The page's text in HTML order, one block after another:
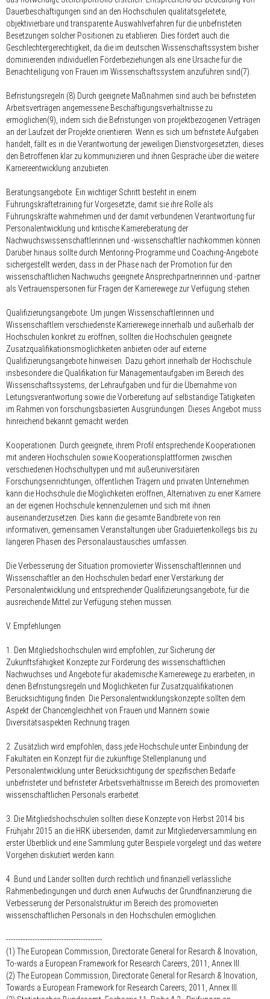
Dauerbeschäftigungen sind an den Hochschulen qualitätsgeleitete,
objektivierbare und transparente Auswahlverfahren für die unbefristeten
Besetzungen solcher Positionen zu etablieren. Dies fördert auch die
Geschlechtergerechtigkeit, da die im deutschen Wissenschaftssystem bisher
dominierenden individuellen Förderbeziehungen als eine Ursache für die
Benachteiligung von Frauen im Wissenschaftssystem anzuführen sind(7).
Befristungsregeln:(8) Durch geeignete Maßnahmen sind auch bei befristeten
Arbeitsverträgen angemessene Beschäftigungsverhältnisse zu
ermöglichen(9), indem sich die Befristungen von projektbezogenen Verträgen
an der Laufzeit der Projekte orientieren. Wenn es sich um befristete Aufgaben
handelt, fällt es in die Verantwortung der jeweiligen Dienstvorgesetzten, dieses
den Betroffenen klar zu kommunizieren und ihnen Gespräche über die weitere
Karriereentwicklung anzubieten.
Beratungsangebote: Ein wichtiger Schritt besteht in einem
Führungskräftetraining für Vorgesetzte, damit sie ihre Rolle als
Führungskräfte wahrnehmen und der damit verbundenen Verantwortung für
Personalentwicklung und kritische Karriereberatung der
Nachwuchswissenschaftlerinnen und -wissenschaftler nachkommen können.
Darüber hinaus sollte durch Mentoring-Programme und Coaching-Angebote
sichergestellt werden, dass in der Phase nach der Promotion für den
wissenschaftlichen Nachwuchs geeignete Ansprechpartnerinnen und -partner
als Vertrauenspersonen für Fragen der Karrierewege zur Verfügung stehen.
Qualifizierungsangebote: Um jungen Wissenschaftlerinnen und
Wissenschaftlern verschiedenste Karrierewege innerhalb und außerhalb der
Hochschulen konkret zu eröffnen, sollten die Hochschulen geeignete
Zusatzqualifikationsmöglichkeiten anbieten oder auf externe
Qualifizierungsangebote hinweisen. Dazu gehört innerhalb der Hochschule
insbesondere die Qualifikation für Managementaufgaben im Bereich des
Wissenschaftssystems, der Lehraufgaben und für die Übernahme von
Leitungsverantwortung sowie die Vorbereitung auf selbständige Tätigkeiten
im Rahmen von forschungsbasierten Ausgründungen. Dieses Angebot muss
hinreichend bekannt gemacht werden.
Kooperationen: Durch geeignete, ihrem Profil entsprechende Kooperationen
mit anderen Hochschulen sowie Kooperationsplattformen zwischen
verschiedenen Hochschultypen und mit außeruniversitären
Forschungseinrichtungen, öffentlichen Trägern und privaten Unternehmen
kann die Hochschule die Möglichkeiten eröffnen, Alternativen zu einer Karriere
an der eigenen Hochschule kennenzulernen und sich mit ihnen
auseinanderzusetzen. Dies kann die gesamte Bandbreite von rein
informativen, gemeinsamen Veranstaltungen über Graduiertenkollegs bis zu
längeren Phasen des Personalaustausches umfassen.
Die Verbesserung der Situation promovierter Wissenschaftlerinnen und
Wissenschaftler an den Hochschulen bedarf einer Verstärkung der
Personalentwicklung und entsprechender Qualifizierungsangebote, für die
ausreichende Mittel zur Verfügung stehen müssen.
V. Empfehlungen
1. Den Mitgliedshochschulen wird empfohlen, zur Sicherung der
Zukunftsfähigkeit Konzepte zur Förderung des wissenschaftlichen
Nachwuchses und Angebote für akademische Karrierewege zu erarbeiten, in
denen Befristungsregeln und Möglichkeiten für Zusatzqualifikationen
Berücksichtigung finden. Die Personalentwicklungskonzepte sollten dem
Aspekt der Chancengleichheit von Frauen und Männern sowie
Diversitätsaspekten Rechnung tragen.
2. Zusätzlich wird empfohlen, dass jede Hochschule unter Einbindung der
Fakultäten ein Konzept für die zukünftige Stellenplanung und
Personalentwicklung unter Berücksichtigung der spezifischen Bedarfe
unbefristeter und befristeter Arbeitsverhältnisse im Bereich des promovierten
wissenschaftlichen Personals erarbeitet.
3. Die Mitgliedshochschulen sollten diese Konzepte von Herbst 2014 bis
Frühjahr 2015 an die HRK übersenden, damit zur Mitgliederversammlung ein
erster Überblick und eine Sammlung guter Beispiele vorgelegt und das weitere
Vorgehen diskutiert werden kann.
4. Bund und Länder sollten durch rechtlich und finanziell verlässliche
Rahmenbedingungen und durch einen Aufwuchs der Grundfinanzierung die
Verbesserung der Personalstruktur im Bereich des promovierten
wissenschaftlichen Personals in den Hochschulen ermöglichen.
----------------------------------------
(1) The European Commission, Directorate General for Resarch & Inovation,
To-wards a European Framework for Research Careers, 2011, Annex III.
(2) The European Commission, Directorate General for Resarch & Inovation,
Towards a European Framework for Research Careers, 2011, Annex III.